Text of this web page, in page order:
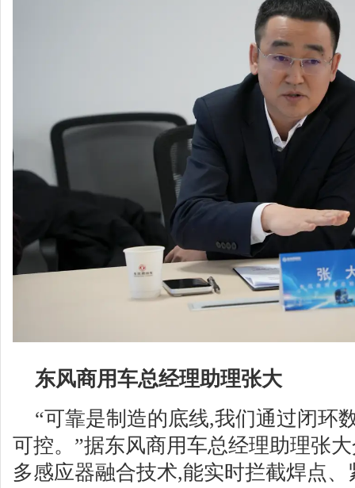
东风商用车总经理助理张大
“可靠是制造的底线,我们通过闭环
可控。”据东风商用车总经理助理张
多感应器融合技术,能实时拦截焊点